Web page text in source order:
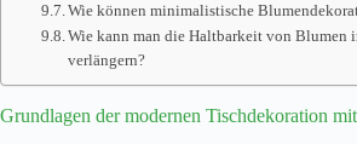
Wie können minimalistische
Wie kann man die Haltbarkeit von Blumen
verlängern?
Grundlagen der modernen Tischdekoration